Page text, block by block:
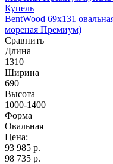
Купель
BentWood 69х131
мореная Премиум)
Сравнить
Длина
1310
Ширина
690
Высота
1000-1400
Форма
Овальная
Цена:
93 985 р.
98 735 р.